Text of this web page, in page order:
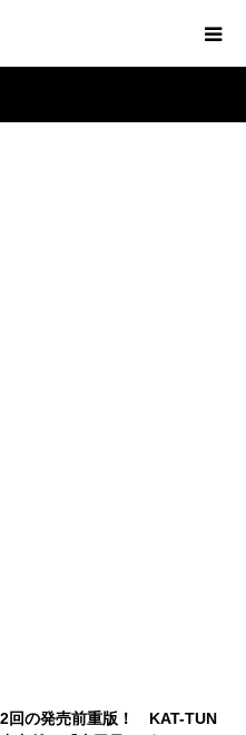
2回の発売前重版！ KAT-TUN